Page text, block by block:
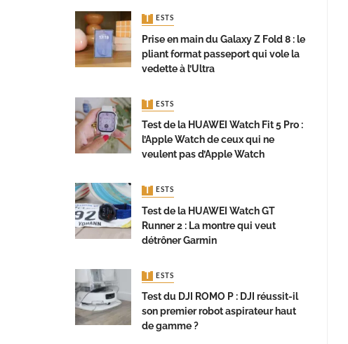
TESTS
Prise en main du Galaxy Z Fold 8 : le
pliant format passeport qui vole la
vedette à l’Ultra
TESTS
Test de la HUAWEI Watch Fit 5 Pro :
l’Apple Watch de ceux qui ne
veulent pas d’Apple Watch
TESTS
Test de la HUAWEI Watch GT
Runner 2 : La montre qui veut
détrôner Garmin
TESTS
Test du DJI ROMO P : DJI réussit-il
son premier robot aspirateur haut
de gamme ?